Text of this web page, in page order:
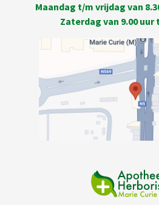
Maandag t/m vrijdag van
Zaterdag van 9.00 uur